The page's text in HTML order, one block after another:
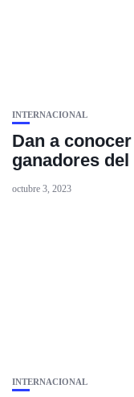
INTERNACIONAL
Dan a
ganadores
octubre 3, 2023
INTERNACIONAL